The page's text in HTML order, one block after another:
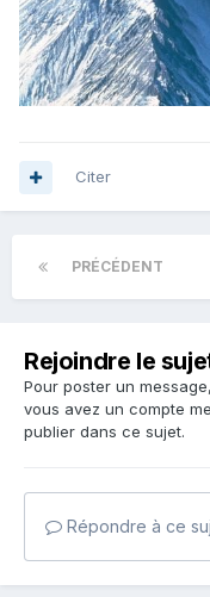
Citer
PRÉCÉDENT
Rejoindre le
Pour poster un
vous avez un compte
publier dans ce sujet.
Répondre à ce